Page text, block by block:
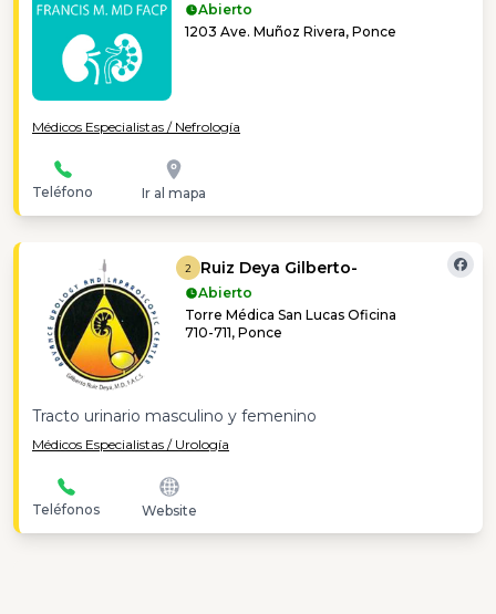
Abierto
1203 Ave. Muñoz Rivera, Ponce
Médicos Especialistas / Nefrología
Teléfono Ir al mapa
2 Ruiz Deya Gilberto-
Abierto
Torre Médica San Lucas Oficina
710-711, Ponce
Tracto urinario masculino y femenino
Médicos Especialistas / Urología
Teléfonos Website